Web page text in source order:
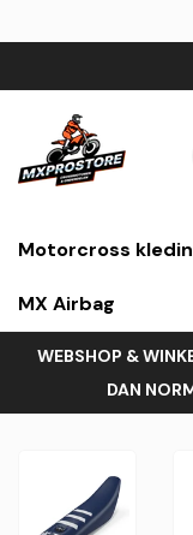
Motorcross
MX Airbag
WEBSHOP &
DAN